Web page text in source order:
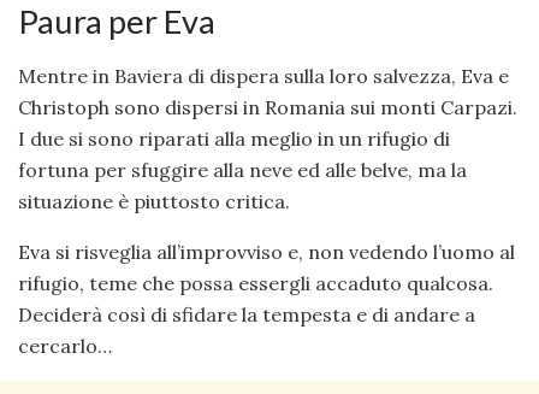
Paura per Eva
Mentre in Baviera di dispera sulla loro salvezza, Eva e
Christoph sono dispersi in Romania sui monti Carpazi.
I due si sono riparati alla meglio in un rifugio di
fortuna per sfuggire alla neve ed alle belve, ma la
situazione è piuttosto critica.
Eva si risveglia all’improvviso e, non vedendo l’uomo al
rifugio, teme che possa essergli accaduto qualcosa.
Deciderà così di sfidare la tempesta e di andare a
cercarlo…